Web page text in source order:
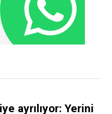
ayrılıyor: Yerini